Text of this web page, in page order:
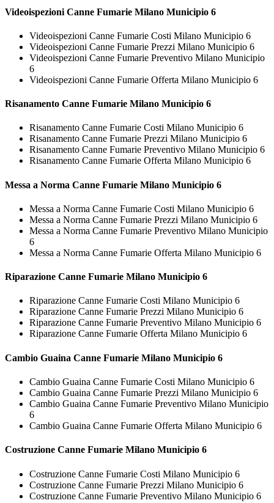
Videoispezioni Canne Fumarie Milano Municipio 6
Videoispezioni Canne Fumarie Costi Milano Municipio 6
Videoispezioni Canne Fumarie Prezzi Milano Municipio 6
Videoispezioni Canne Fumarie Preventivo Milano Municipio
6
Videoispezioni Canne Fumarie Offerta Milano Municipio 6
Risanamento Canne Fumarie Milano Municipio 6
Risanamento Canne Fumarie Costi Milano Municipio 6
Risanamento Canne Fumarie Prezzi Milano Municipio 6
Risanamento Canne Fumarie Preventivo Milano Municipio 6
Risanamento Canne Fumarie Offerta Milano Municipio 6
Messa a Norma Canne Fumarie Milano Municipio 6
Messa a Norma Canne Fumarie Costi Milano Municipio 6
Messa a Norma Canne Fumarie Prezzi Milano Municipio 6
Messa a Norma Canne Fumarie Preventivo Milano Municipio
6
Messa a Norma Canne Fumarie Offerta Milano Municipio 6
Riparazione Canne Fumarie Milano Municipio 6
Riparazione Canne Fumarie Costi Milano Municipio 6
Riparazione Canne Fumarie Prezzi Milano Municipio 6
Riparazione Canne Fumarie Preventivo Milano Municipio 6
Riparazione Canne Fumarie Offerta Milano Municipio 6
Cambio Guaina Canne Fumarie Milano Municipio 6
Cambio Guaina Canne Fumarie Costi Milano Municipio 6
Cambio Guaina Canne Fumarie Prezzi Milano Municipio 6
Cambio Guaina Canne Fumarie Preventivo Milano Municipio
6
Cambio Guaina Canne Fumarie Offerta Milano Municipio 6
Costruzione Canne Fumarie Milano Municipio 6
Costruzione Canne Fumarie Costi Milano Municipio 6
Costruzione Canne Fumarie Prezzi Milano Municipio 6
Costruzione Canne Fumarie Preventivo Milano Municipio 6